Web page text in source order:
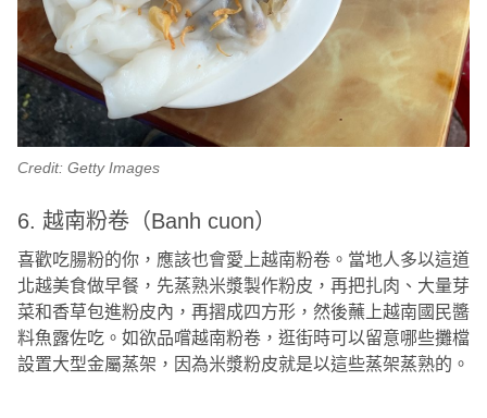
Credit: Getty Images
6. 越南粉卷（Banh cuon）
喜歡吃腸粉的你，應該也會愛上越南粉卷。當地人多以這道
北越美食做早餐，先蒸熟米漿製作粉皮，再把扎肉、大量芽
菜和香草包進粉皮內，再摺成四方形，然後蘸上越南國民醬
料魚露佐吃。如欲品嚐越南粉卷，逛街時可以留意哪些攤檔
設置大型金屬蒸架，因為米漿粉皮就是以這些蒸架蒸熟的。